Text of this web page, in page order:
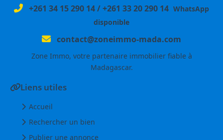
+261 34 15 290 14/+261 33 20 290 14 WhatsApp
disponible
contact@zoneimmo-mada.com
Zone Immo, votre partenaire immobilier fiable à
Madagascar.
Liens utiles
Accueil
Rechercher un bien
Publier une annonce